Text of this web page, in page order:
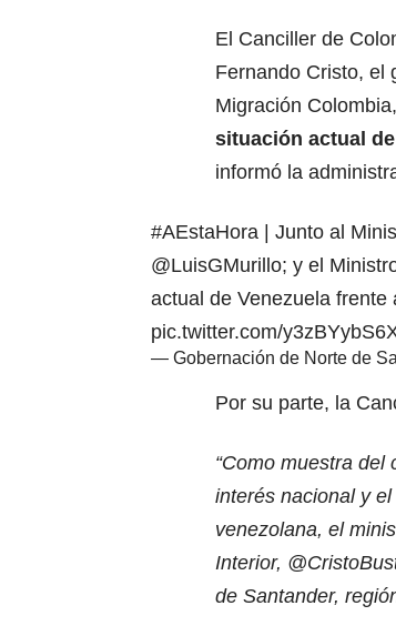
El Canciller de
Fernando Cristo, el
Migración
situación actual
informó la
#AEstaHora | Junto al
@LuisGMurillo; y el
actual de Venezuela
pic.twitter.com/
— Gobernación de Norte de
Por su parte, la
“Como muestra
interés nacional y
venezolana, el
Interior,
de Santander,